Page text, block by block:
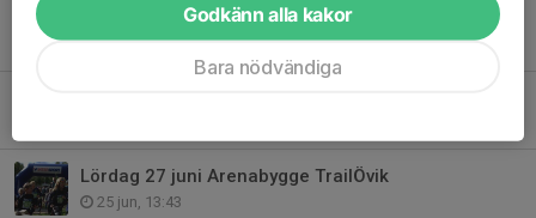
Klubbritardagen genomförd ✔️
17 jul, 12:06
Lördag 27 juni Arenabygge TrailÖvik
25 jun, 13:43
Godkänn alla kakor
Bara nödvändiga